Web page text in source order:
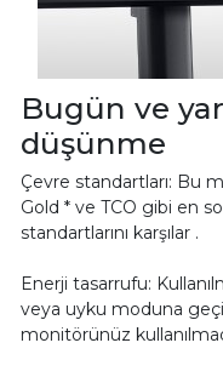
Bugün ve
düşünme
Çevre standartları: Bu
Gold * ve TCO gibi en
standartlarını karşılar .
Enerji tasarrufu:
veya uyku moduna
monitörünüz